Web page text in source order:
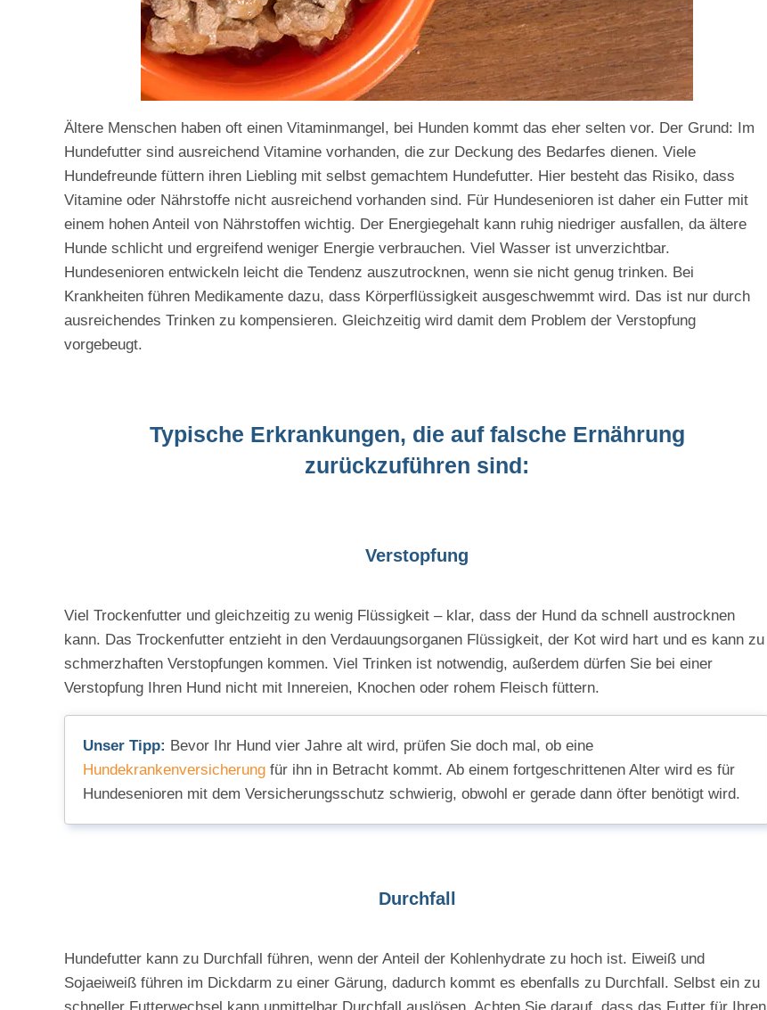
Ältere Menschen haben oft einen Vitaminmangel, bei Hunden kommt das eher selten vor. Der Grund: Im
Hundefutter sind ausreichend Vitamine vorhanden, die zur Deckung des Bedarfes dienen. Viele
Hundefreunde füttern ihren Liebling mit selbst gemachtem Hundefutter. Hier besteht das Risiko, dass
Vitamine oder Nährstoffe nicht ausreichend vorhanden sind. Für Hundesenioren ist daher ein Futter mit
einem hohen Anteil von Nährstoffen wichtig. Der Energiegehalt kann ruhig niedriger ausfallen, da ältere
Hunde schlicht und ergreifend weniger Energie verbrauchen. Viel Wasser ist unverzichtbar.
Hundesenioren entwickeln leicht die Tendenz auszutrocknen, wenn sie nicht genug trinken. Bei
Krankheiten führen Medikamente dazu, dass Körperflüssigkeit ausgeschwemmt wird. Das ist nur durch
ausreichendes Trinken zu kompensieren. Gleichzeitig wird damit dem Problem der Verstopfung
vorgebeugt.
Typische Erkrankungen, die auf falsche Ernährung
zurückzuführen sind:
Verstopfung
Viel Trockenfutter und gleichzeitig zu wenig Flüssigkeit – klar, dass der Hund da schnell austrocknen
kann. Das Trockenfutter entzieht in den Verdauungsorganen Flüssigkeit, der Kot wird hart und es kann zu
schmerzhaften Verstopfungen kommen. Viel Trinken ist notwendig, außerdem dürfen Sie bei einer
Verstopfung Ihren Hund nicht mit Innereien, Knochen oder rohem Fleisch füttern.
Unser Tipp: Bevor Ihr Hund vier Jahre alt wird, prüfen Sie doch mal, ob eine
Hundekrankenversicherung für ihn in Betracht kommt. Ab einem fortgeschrittenen Alter wird es für
Hundesenioren mit dem Versicherungsschutz schwierig, obwohl er gerade dann öfter benötigt wird.
Durchfall
Hundefutter kann zu Durchfall führen, wenn der Anteil der Kohlenhydrate zu hoch ist. Eiweiß und
Sojaeiweiß führen im Dickdarm zu einer Gärung, dadurch kommt es ebenfalls zu Durchfall. Selbst ein zu